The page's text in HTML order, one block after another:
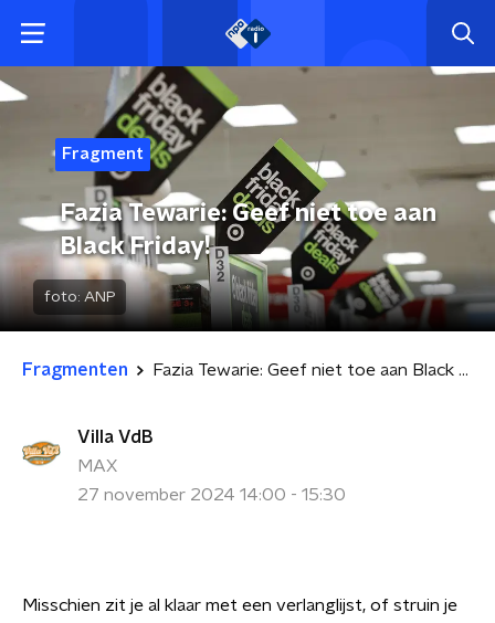
Fragment
Fazia Tewarie: Geef niet toe aan
Black Friday!
foto: ANP
Fragmenten Fazia Tewarie: Geef niet toe aan Black Friday!
Villa VdB
MAX
27 november 2024 14:00 - 15:30
Misschien zit je al klaar met een verlanglijst, of struin je